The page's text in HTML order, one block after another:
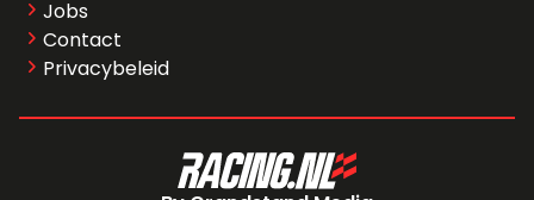
Jobs
Contact
Privacybeleid